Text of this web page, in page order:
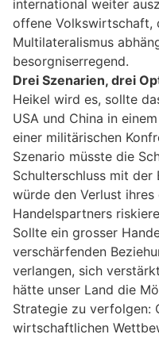
international weiter
offene Volkswirtschaft,
Multilateralismus
besorgniserregend.
Drei Szenarien, drei
Heikel wird es, sollte
USA und China in
einer militärischen
Szenario müsste die
Schulterschluss mit der
würde den Verlust
Handelspartners
Sollte ein grosser
verschärfenden
verlangen, sich
hätte unser Land die
Strategie zu verfolgen:
wirtschaftlichen